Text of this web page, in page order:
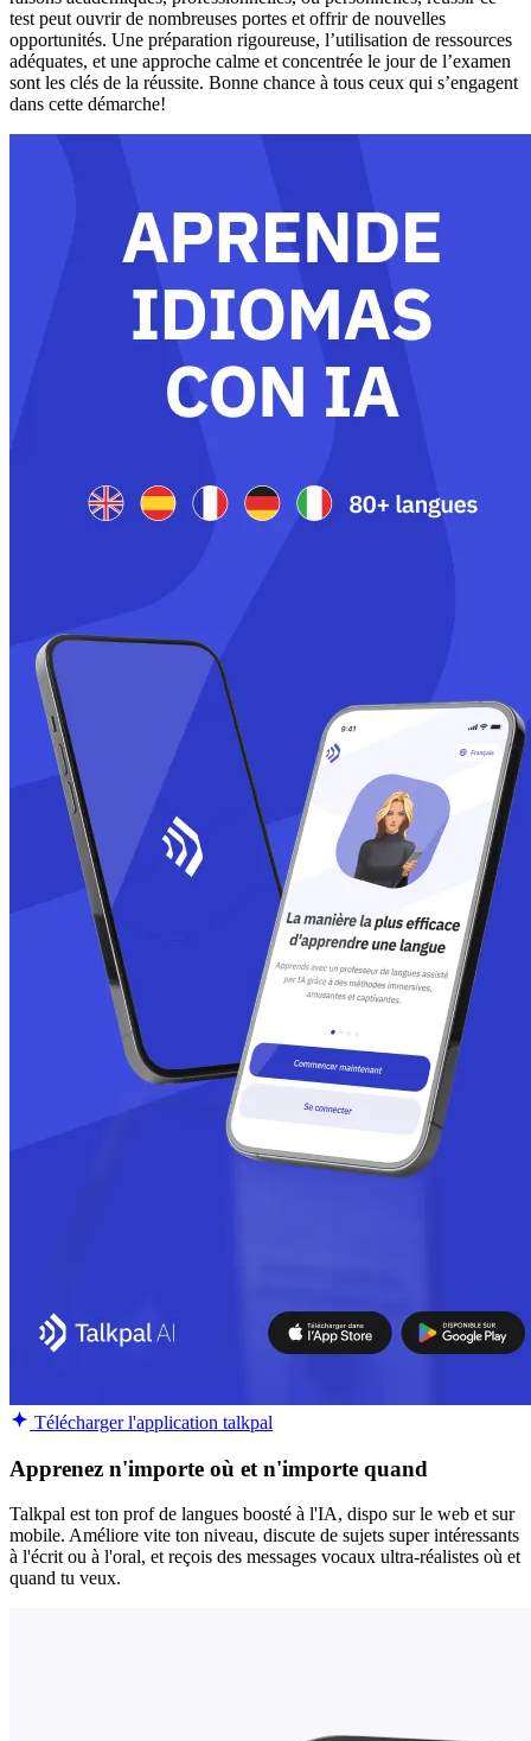
test peut ouvrir de nombreuses portes et offrir de nouvelles
opportunités. Une préparation rigoureuse, l’utilisation de ressources
adéquates, et une approche calme et concentrée le jour de l’examen
sont les clés de la réussite. Bonne chance à tous ceux qui s’engagent
dans cette démarche!
Télécharger l'application talkpal
Apprenez n'importe où et n'importe quand
Talkpal est ton prof de langues boosté à l'IA, dispo sur le web et sur
mobile. Améliore vite ton niveau, discute de sujets super intéressants
à l'écrit ou à l'oral, et reçois des messages vocaux ultra-réalistes où et
quand tu veux.